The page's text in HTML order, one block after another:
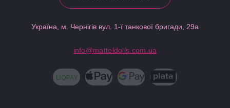
Україна, м. Чернігів вул. 1-ї танкової бригади, 29а
info@matteldolls.com.ua